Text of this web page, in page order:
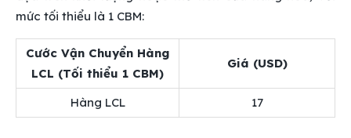
mức tối thiểu là 1 CBM:
Cước Vận Chuyển Hàng
LCL (Tối thiểu 1 CBM)
Giá (USD)
Hàng LCL 17